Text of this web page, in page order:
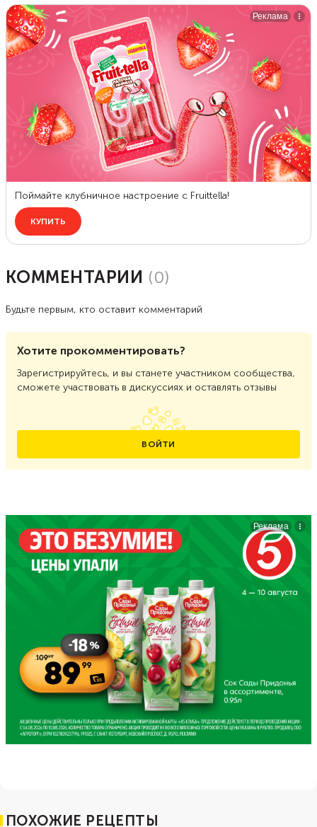
КОММЕНТАРИИ (0)
Будьте первым, кто оставит комментарий
Хотите прокомментировать?
Зарегистрируйтесь, и вы станете участником сообщества,
сможете участвовать в дискуссиях и оставлять отзывы
ВОЙТИ
ПОХОЖИЕ РЕЦЕПТЫ